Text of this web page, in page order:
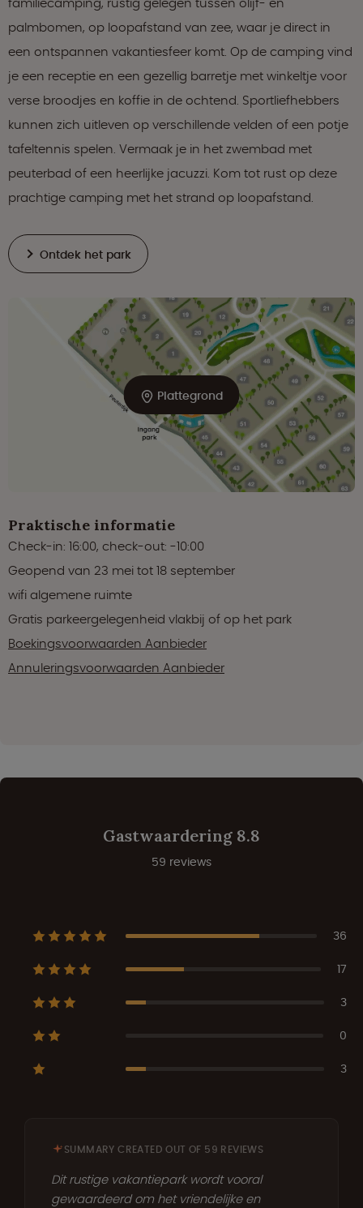
palmbomen, op loopafstand van zee, waar je direct in
een ontspannen vakantiesfeer komt. Op de camping vind
je een receptie en een gezellig barretje met winkeltje voor
verse broodjes en koffie in de ochtend. Sportliefhebbers
kunnen zich uitleven op verschillende velden of een potje
tafeltennis spelen. Vermaak je in het zwembad met
peuterbad of een heerlijke jacuzzi. Kom tot rust op deze
prachtige camping met het strand op loopafstand.
Ontdek het park
Plattegrond
Praktische informatie
Check-in: 16:00, check-out: -10:00
Geopend van 23 mei tot 18 september
wifi algemene ruimte
Gratis parkeergelegenheid vlakbij of op het park
Boekingsvoorwaarden Aanbieder
Annuleringsvoorwaarden Aanbieder
Gastwaardering 8.8
59 reviews
36
17
3
0
3
SUMMARY CREATED OUT OF 59 REVIEWS
Dit rustige vakantiepark wordt vooral
gewaardeerd om het vriendelijke en